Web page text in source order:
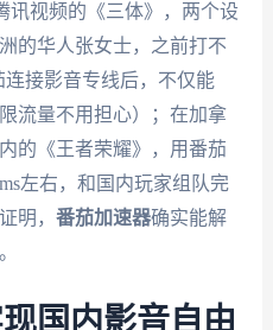
讯视频的《三体》，两个设
的华人张女士，之前打不
接影音专线后，不仅能
流量不用担心）；在加拿
的《王者荣耀》，用番茄
左右，和国内玩家组队完
明， 番茄加速器确实能解
国内影音自由